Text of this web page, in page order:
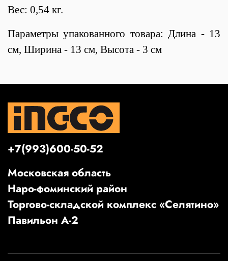
Вес: 0,54 кг.
Параметры упакованного товара: Длина - 13
см, Ширина - 13 см, Высота - 3 см
+7(993)600-50-52
Московская область
Наро-фоминский район
Торгово-складской комплекс «Селятино»
Павильон А-2